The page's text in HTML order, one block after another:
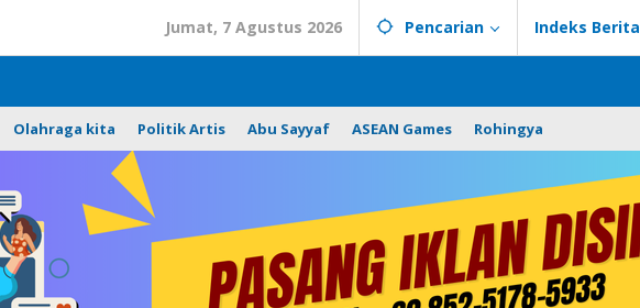
Jumat, 7 Agustus 2026 Pencarian Indeks Berita
Olahraga kita Politik Artis Abu Sayyaf ASEAN Games Rohingya